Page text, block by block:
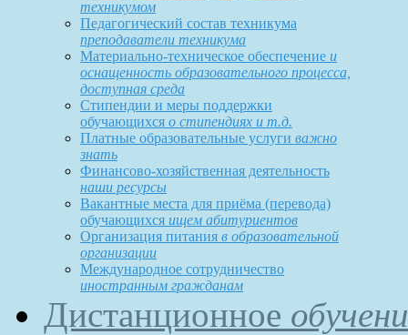
техникумом
Педагогический состав техникума
преподаватели техникума
Материально-техническое обеспечение и
оснащенность образовательного процесса,
доступная среда
Стипендии и меры поддержки
обучающихся о стипендиях и т.д.
Платные образовательные услуги важно
знать
Финансово-хозяйственная деятельность
наши ресурсы
Вакантные места для приёма (перевода)
обучающихся ищем абитуриентов
Организация питания в образовательной
организации
Международное сотрудничество
иностранным гражданам
Дистанционное